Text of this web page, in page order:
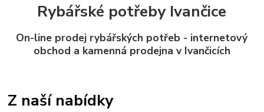
Rybářské potřeby Ivančice
On-line prodej rybářských potřeb - internetový
obchod a kamenná prodejna v Ivančicích
Z naší nabídky